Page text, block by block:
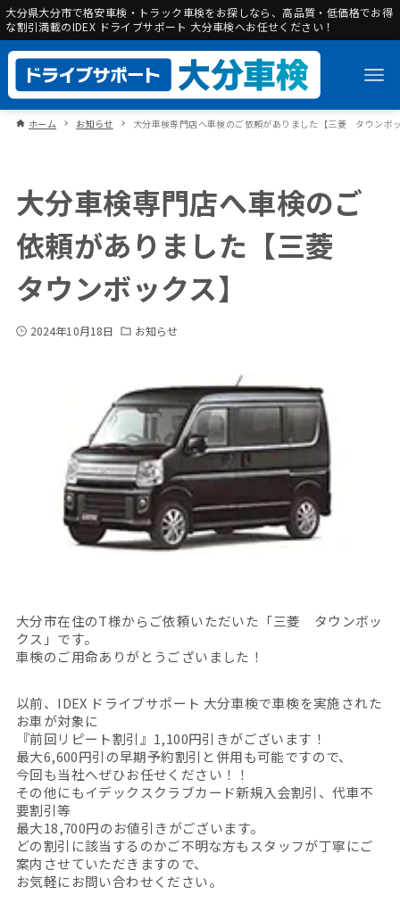
大分県大分市で格安車検・トラック車検をお探しなら、高品質・低価格でお得
な割引満載のIDEX ドライブサポート 大分車検へお任せください！
ホーム お知らせ 大分車検専門店へ車検のご依頼がありました【三菱 タウンボ
大分車検専門店へ車検のご
依頼がありました【三菱
タウンボックス】
2024年10月18日 お知らせ
大分市在住のT様からご依頼いただいた「三菱 タウンボッ
クス」です。
車検のご用命ありがとうございました！
以前、IDEX ドライブサポート 大分車検で車検を実施された
お車が対象に
『前回リピート割引』1,100円引きがございます！
最大6,600円引の早期予約割引と併用も可能ですので、
今回も当社へぜひお任せください！！
その他にもイデックスクラブカード新規入会割引、代車不
要割引等
最大18,700円のお値引きがございます。
どの割引に該当するのかご不明な方もスタッフが丁寧にご
案内させていただきますので、
お気軽にお問い合わせください。